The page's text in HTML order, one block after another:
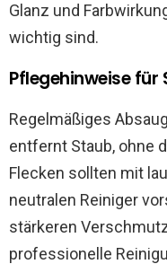
Glanz und
wichtig sind.
Pflegehinweise für
Regelmäßiges
entfernt Staub, ohne
Flecken sollten mit
neutralen Reiniger
stärkeren
professionelle